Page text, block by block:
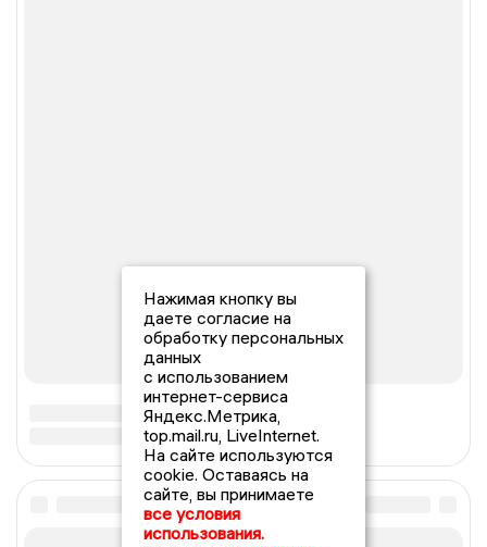
Нажимая кнопку вы
даете согласие на
обработку персональных
данных
с использованием
интернет-сервиса
Яндекс.Метрика,
top.mail.ru, LiveInternet.
На сайте используются
cookie. Оставаясь на
сайте, вы принимаете
все условия
использования.